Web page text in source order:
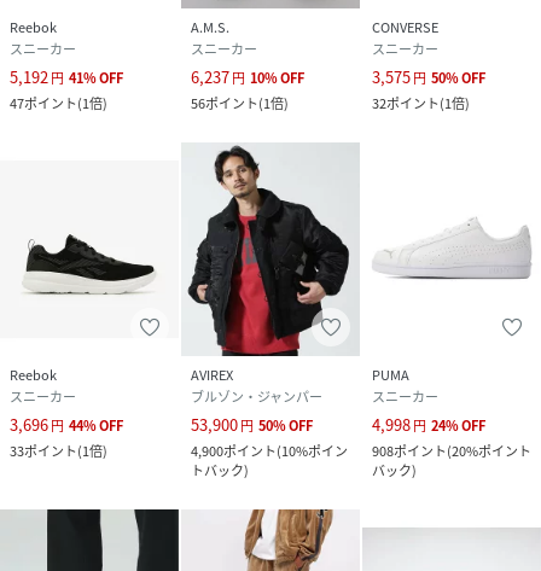
Reebok
スニーカー
5,192 円 41%OFF
47ポイント(1倍)
A.M.S.
スニーカー
6,237円 10%OFF
56ポイント(1倍)
CONVERSE
スニーカー
3,575円 50%OFF
32ポイント(1倍)
Reebok
スニーカー
3,696円 44%OFF
33ポイント(1倍)
AVIREX
ブルゾン・ジャンパー
53,900円 50%OFF
4,900ポイント(10%ポイン
トバック)
PUMA
スニーカー
4,998円 24%OFF
908ポイント(20%ポイント
バック)